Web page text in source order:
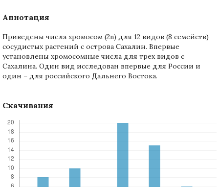
Аннотация
Приведены числа хромосом (2n) для 12 видов (8 семейств)
сосудистых растений с острова Сахалин. Впервые
установлены хромосомные числа для трех видов с
Сахалина. Один вид исследован впервые для России и
один – для российского Дальнего Востока.
Скачивания